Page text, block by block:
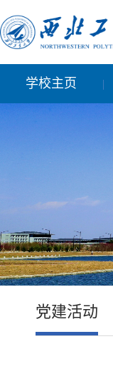
学校主页 |
党建活动